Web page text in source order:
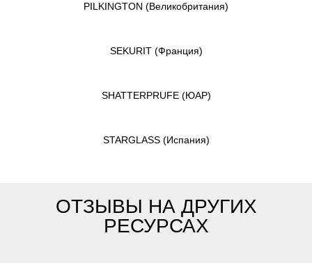
PILKINGTON (Великобритания)
SEKURIT (Франция)
SHATTERPRUFE (ЮАР)
STARGLASS (Испания)
ОТЗЫВЫ НА ДРУГИХ
РЕСУРСАХ